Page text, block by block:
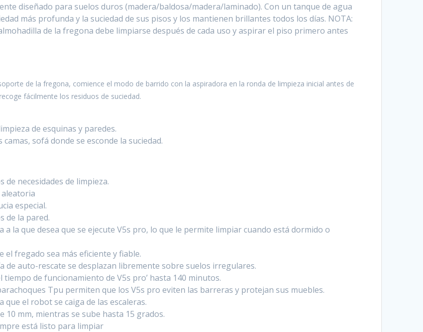
diseñado para suelos duros (madera/baldosa/madera/laminado). Con un tanque de agua
más profunda y la suciedad de sus pisos y los mantienen brillantes todos los días. NOTA:
de la fregona debe limpiarse después de cada uso y aspirar el piso primero antes
de la fregona, comience el modo de barrido con la aspiradora en la ronda de limpieza inicial antes de
fácilmente los residuos de suciedad.
de esquinas y paredes.
sofá donde se esconde la suciedad.
necesidades de limpieza.
especial.
de la pared.
la que desea que se ejecute V5s pro, lo que le permite limpiar cuando está dormido o
fregado sea más eficiente y fiable.
de auto-rescate se desplazan libremente sobre suelos irregulares.
de funcionamiento de V5s pro’ hasta 140 minutos.
Tpu permiten que los V5s pro eviten las barreras y protejan sus muebles.
el robot se caiga de las escaleras.
mm, mientras se sube hasta 15 grados.
está listo para limpiar